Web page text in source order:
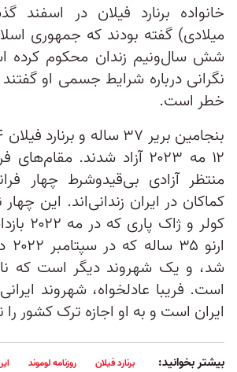
خانواده برنارد فیلان در اسفند
میلادی) گفته بودند که جمهوری
شش‌ سال‌ونیم زندان محکوم کرده
نگرانی درباره شرایط جسمی او
خطر است.
۱۲ مه ۲۰۲۳ آزاد شدند.
منتظر آزادی بی‌قیدوشرط چهار
کماکان در ایران زندانی‌اند. این
کولر و
شد، و یک شهروند دیگر است که
است. فریبا عادلخواه، شهروند
ایران است و به او اجازه ترک کشور
بیشتر بخوانید: برنارد فیلان روزنامه لوموند